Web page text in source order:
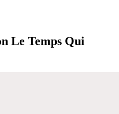
Le Temps Qui